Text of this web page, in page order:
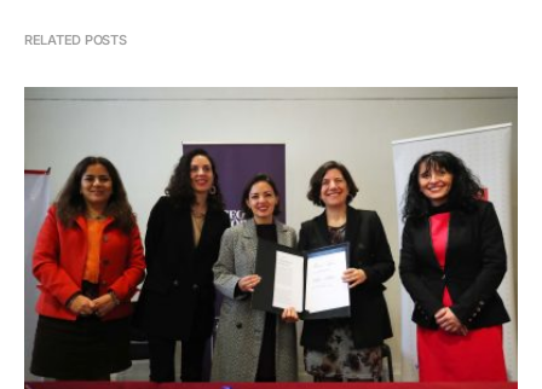
RELATED POSTS